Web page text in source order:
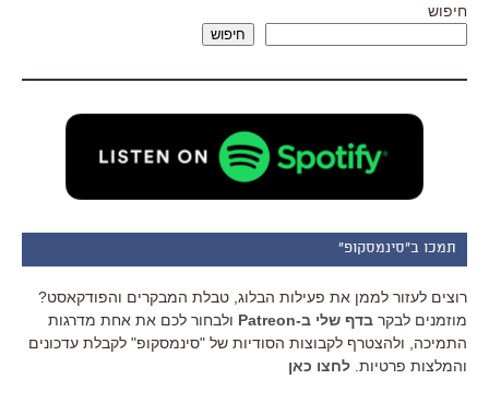
חיפוש
חיפוש
תמכו ב"סינמסקופ"
רוצים לעזור לממן את פעילות הבלוג, טבלת המבקרים והפודקאסט?
מוזמנים לבקר בדף שלי ב-Patreon
ולבחור לכם את אחת מדרגות
התמיכה, ולהצטרף לקבוצות הסודיות של "סינמסקופ" לקבלת עדכונים
והמלצות פרטיות. לחצו כאן